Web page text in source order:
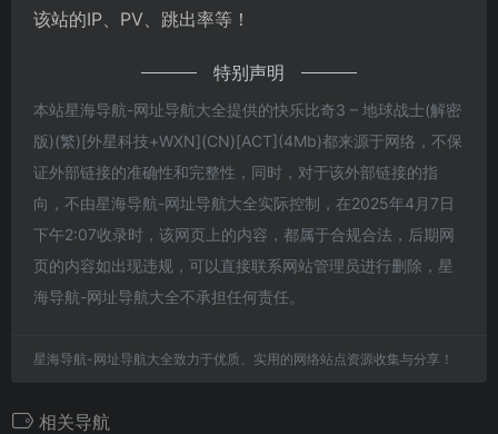
该站的IP、PV、跳出率等！
特别声明
本站星海导航-网址导航大全提供的快乐比奇3 – 地球战士(解密
版)(繁)[外星科技+WXN](CN)[ACT](4Mb)都来源于网络，不保
证外部链接的准确性和完整性，同时，对于该外部链接的指
向，不由星海导航-网址导航大全实际控制，在2025年4月7日
下午2:07收录时，该网页上的内容，都属于合规合法，后期网
页的内容如出现违规，可以直接联系网站管理员进行删除，星
海导航-网址导航大全不承担任何责任。
星海导航-网址导航大全致力于优质、实用的网络站点资源收集与分享！
相关导航